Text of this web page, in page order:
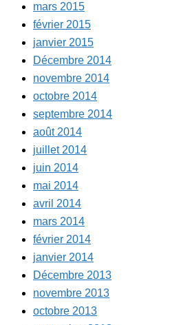
mars 2015
février 2015
janvier 2015
Décembre 2014
novembre 2014
octobre 2014
septembre 2014
août 2014
juillet 2014
juin 2014
mai 2014
avril 2014
mars 2014
février 2014
janvier 2014
Décembre 2013
novembre 2013
octobre 2013